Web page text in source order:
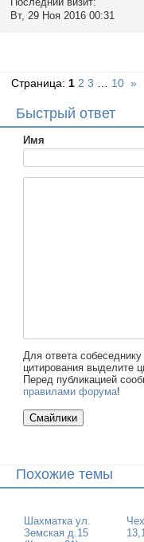
Вт, 29 Ноя 2016 00:31
Страница:1 2 3 … 10 »
Быстрый ответ
Имя
Для ответа
цитирования выделите
Перед публикацией
правилами форума!
Похожие темы
Шахматка ул.
Земская д.15